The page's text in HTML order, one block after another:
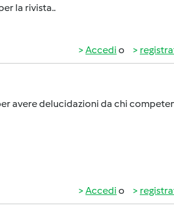
la rivista..
Accedi o
avere delucidazioni da chi
Accedi o